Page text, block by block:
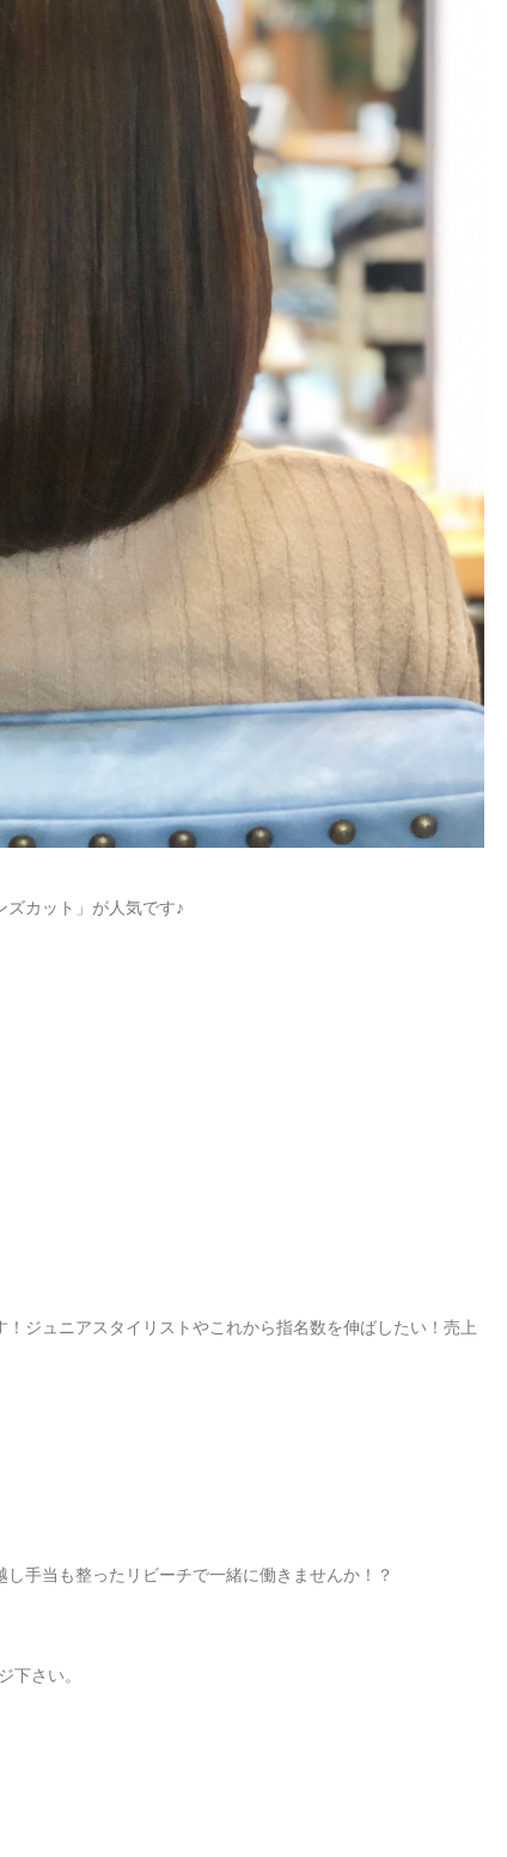
ズカット」が人気です♪
ジュニアスタイリストやこれから指名数を伸ばしたい！売上
手当も整ったリビーチで一緒に働きませんか！？
下さい。